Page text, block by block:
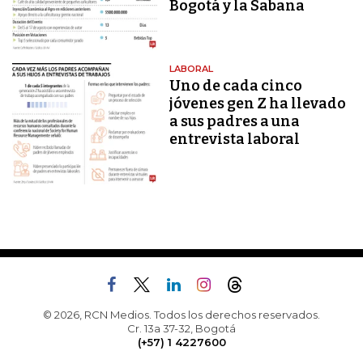
Bogotá y la Sabana
LABORAL
Uno de cada cinco
jóvenes gen Z ha llevado
a sus padres a una
entrevista laboral
© 2026, RCN Medios. Todos los derechos reservados.
Cr. 13a 37-32, Bogotá
(+57) 1 4227600